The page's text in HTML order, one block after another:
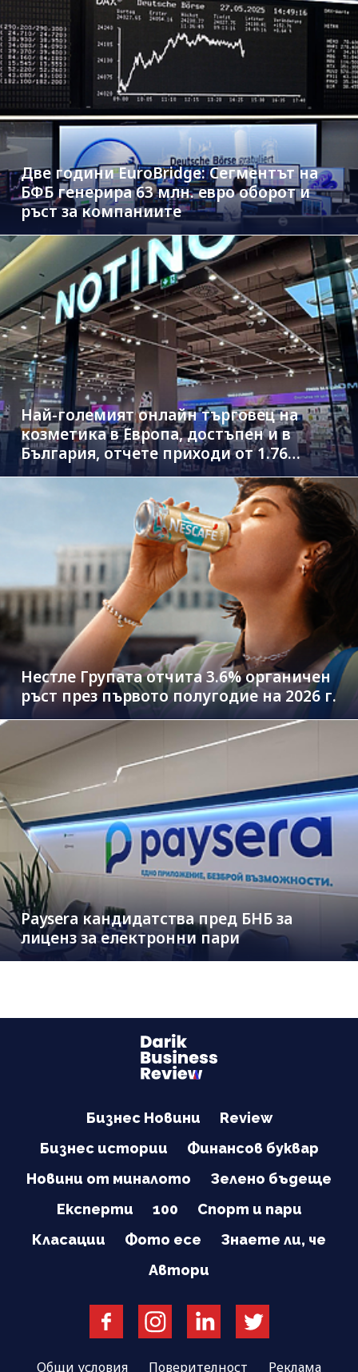
Две години EuroBridge: Сегментът на
БФБ генерира 63 млн. евро оборот и
ръст за компаниите
Най-големият онлайн търговец на
козметика в Европа, достъпен и в
България, отчете приходи от 1.76
млрд. евро
Нестле Групата отчита 3.6% органичен
ръст през първото полугодие на 2026 г.
Paysera кандидатства пред БНБ за
лиценз за електронни пари
Бизнес Новини
Review
Бизнес истории
Финансов буквар
Новини от миналото
Зелено бъдеще
Експерти
100
Спорт и пари
Класации
Фото есе
Знаете ли, че
Автори
Общи условия Поверителност Реклама